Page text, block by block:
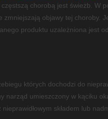
chorobą jest świeżb. W
zmniejszają objawy tej choroby.
produktu uzależniona jest
których dochodzi do
narząd umieszczony w kąciku
składem lub